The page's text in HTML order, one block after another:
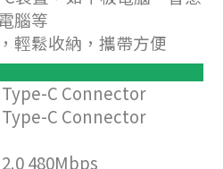
腦等
輕鬆收納，攜帶方便
C Connector
C Connector
480Mbps